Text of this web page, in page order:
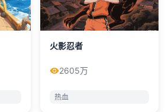
火影忍者
2605万
热血